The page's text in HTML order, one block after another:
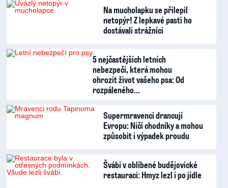
Na mucholapku se přilepil
netopýr! Z lepkavé pasti ho
dostávali strážníci
5 nejčastějších letních
nebezpečí, která mohou
ohrozit život vašeho psa: Od
rozpáleného…
Supermravenci drancují
Evropu: Ničí chodníky a mohou
způsobit i výpadek proudu
Švábi v oblíbené budějovické
restauraci: Hmyz lezl i po jídle